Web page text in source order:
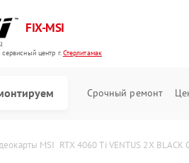
FIX-MSI
центр г.Стерлитамак
Срочный ремонт
MSI  RTX 4060 Ti VENTUS 2X BLACK